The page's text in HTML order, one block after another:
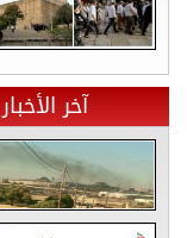
آخر الأخبار